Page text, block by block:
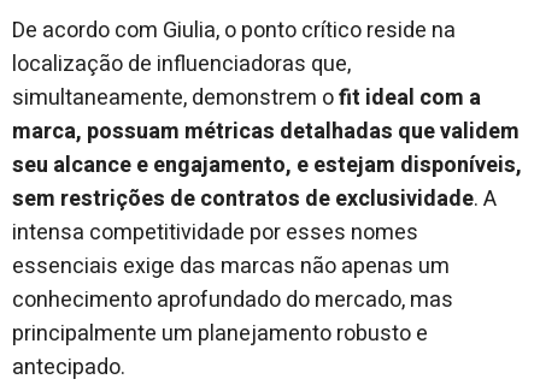
De acordo com Giulia, o ponto crítico reside na
localização de influenciadoras que,
simultaneamente, demonstrem ofit ideal com a
marca, possuam métricas detalhadas que validem
seu alcance e engajamento, e estejam disponíveis,
sem restrições de contratos de exclusividade. A
intensa competitividade por esses nomes
essenciais exige das marcas não apenas um
conhecimento aprofundado do mercado, mas
principalmente um planejamento robusto e
antecipado.